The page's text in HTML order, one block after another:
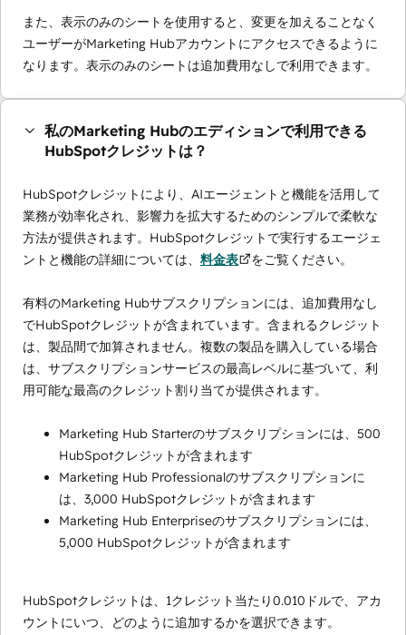
また、表示のみのシートを使用すると、変更を加えることなく
ユーザーがMarketing Hubアカウントにアクセスできるように
なります。表示のみのシートは追加費用なしで利用できます。
私のMarketing Hubのエディションで利用できる
HubSpotクレジットは？
HubSpotクレジットにより、AIエージェントと機能を活用して
業務が効率化され、影響力を拡大するためのシンプルで柔軟な
方法が提供されます。HubSpotクレジットで実行するエージェ
ントと機能の詳細については、 料金表 をご覧ください。
有料のMarketing Hubサブスクリプションには、追加費用なし
でHubSpotクレジットが含まれています。含まれるクレジット
は、製品間で加算されません。複数の製品を購入している場合
は、サブスクリプションサービスの最高レベルに基づいて、利
用可能な最高のクレジット割り当てが提供されます。
Marketing Hub Starterのサブスクリプションには、500
HubSpotクレジットが含まれます
Marketing Hub Professionalのサブスクリプションに
は、3,000 HubSpotクレジットが含まれます
Marketing Hub Enterpriseのサブスクリプションには、
5,000 HubSpotクレジットが含まれます
HubSpotクレジットは、1クレジット当たり0.010ドルで、アカ
ウントにいつ、どのように追加するかを選択できます。